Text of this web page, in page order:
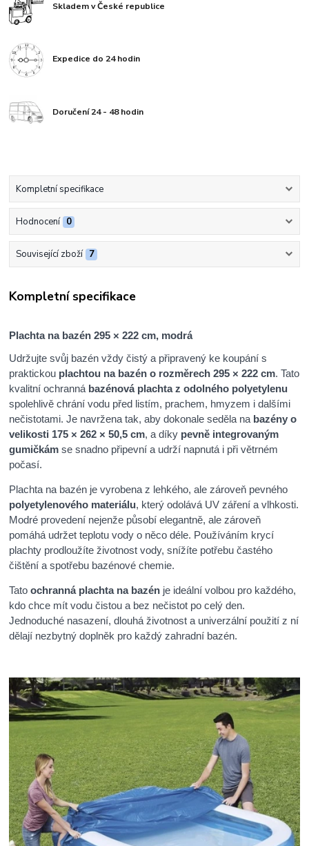
Skladem v České republice
Expedice do 24 hodin
Doručení 24 - 48 hodin
Kompletní specifikace
Hodnocení 0
Související zboží 7
Kompletní specifikace
Plachta na bazén 295 × 222 cm, modrá
Udržujte svůj bazén vždy čistý a připravený ke koupání s
praktickou plachtou na bazén o rozměrech 295 × 222 cm. Tato
kvalitní ochranná bazénová plachta z odolného polyetylenu
spolehlivě chrání vodu před listím, prachem, hmyzem i dalšími
nečistotami. Je navržena tak, aby dokonale seděla na bazény o
velikosti 175 × 262 × 50,5 cm, a díky pevně integrovaným
gumičkám se snadno připevní a udrží napnutá i při větrném
počasí.
Plachta na bazén je vyrobena z lehkého, ale zároveň pevného
polyetylenového materiálu, který odolává UV záření a vlhkosti.
Modré provedení nejenže působí elegantně, ale zároveň
pomáhá udržet teplotu vody o něco déle. Používáním krycí
plachty prodloužíte životnost vody, snížíte potřebu častého
čištění a spotřebu bazénové chemie.
Tatoochranná plachta na bazén je ideální volbou pro každého,
kdo chce mít vodu čistou a bez nečistot po celý den.
Jednoduché nasazení, dlouhá životnost a univerzální použití z ní
dělají nezbytný doplněk pro každý zahradní bazén.